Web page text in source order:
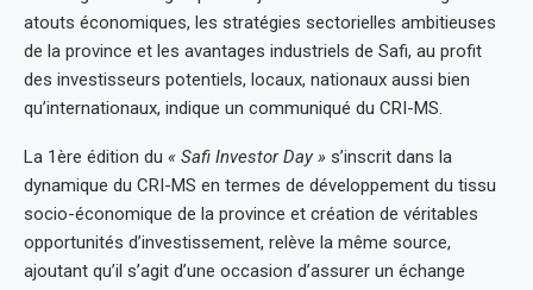
atouts économiques, les stratégies sectorielles ambitieuses
de la province et les avantages industriels de Safi, au profit
des investisseurs potentiels, locaux, nationaux aussi bien
qu’internationaux, indique un communiqué du CRI-MS.
La 1ère édition du « Safi Investor Day » s’inscrit dans la
dynamique du CRI-MS en termes de développement du tissu
socio-économique de la province et création de véritables
opportunités d’investissement, relève la même source,
ajoutant qu’il s’agit d’une occasion d’assurer un échange